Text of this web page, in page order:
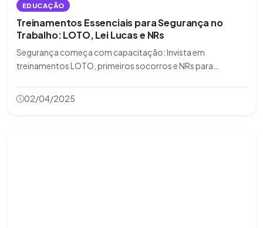
EDUCAÇÃO
Treinamentos Essenciais para Segurança no
Trabalho: LOTO, Lei Lucas e NRs
Segurança começa com capacitação: Invista em
treinamentos LOTO, primeiros socorros e NRs para
legal. Um ambiente seguro é direito de todos e dever das
empresas!
02/04/2025